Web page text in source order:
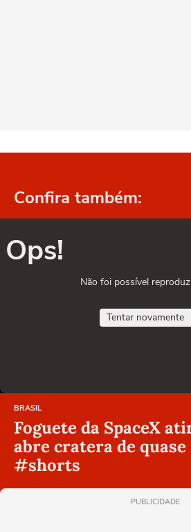
Confira também:
Ops!
Não foi possível
Tentar novamente
BRASIL
Foguete da SpaceX
abre cratera de
#shorts
PUBLICIDADE